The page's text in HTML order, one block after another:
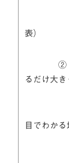
（いつ
表）
② 被害
るだけ大き
・区本
目でわか
・情報